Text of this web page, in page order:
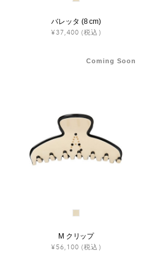
バレッタ (8 cm)
¥37,400 (税込)
Coming Soon
M クリップ
¥56,100 (税込)